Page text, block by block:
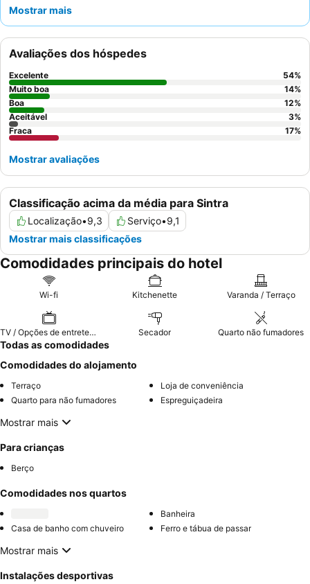
consistentemente elogiadas, generosas e variadas. Os
simpático
que garante uma experiência acolhedora e tranquila,
mesmo com o sistema de auto check-in. Para a melhor
experiência, considere pedir um quarto com
castelopara um toque extra de magia.
Mostrar mais
Classificação acima da média para Sintra
Localização•9,3 Serviço•9,1
Mostrar mais classificações
Avaliações dos hóspedes
Excelente 54%
Muito boa
14%
Boa
12%
Aceitável
3%
Fraca
17%
Mostrar avaliações
Comodidades principais do hotel
Wi-fi Kitchenette Varanda / Terraço
TV / Opções de entretenimento Secador Quarto não fumadores
Todas as comodidades
Comodidades do alojamento
Terraço
Loja de conveniência
Quarto para não fumadores
Espreguiçadeira
Mostrar mais
Para crianças
Berço
Comodidades nos quartos
Banheira
Casa de banho com chuveiro
Ferro e tábua de passar
Mostrar mais
Instalações desportivas